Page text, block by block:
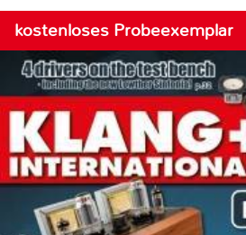
kostenloses Probeexemplar